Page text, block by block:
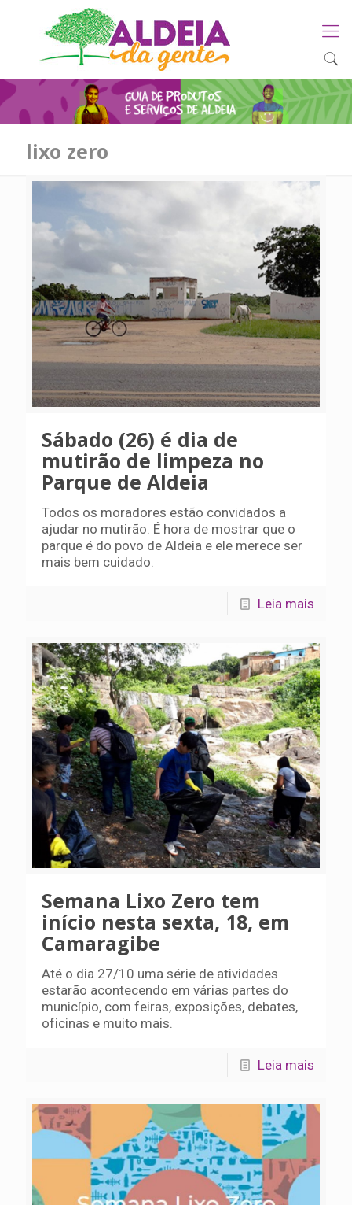
lixo zero
Sábado (26) é dia de
mutirão de limpeza no
Parque de Aldeia
Todos os moradores estão convidados a
ajudar no mutirão. É hora de mostrar que o
parque é do povo de Aldeia e ele merece ser
mais bem cuidado.
Leia mais
Semana Lixo Zero tem
início nesta sexta, 18, em
Camaragibe
Até o dia 27/10 uma série de atividades
estarão acontecendo em várias partes do
município, com feiras, exposições, debates,
oficinas e muito mais.
Leia mais